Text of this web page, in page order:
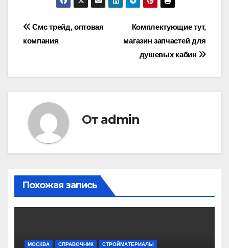
Навигация
записям
Комплектующие тут,
магазин запчастей для
душевых кабин
Смс трейд, оптовая
компания
От admin
Похожая запись
МОСКВА СПРАВОЧНИК СТРОЙМАТЕРИАЛЫ